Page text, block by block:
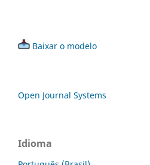
Baixar o modelo
Open Journal Systems
Idioma